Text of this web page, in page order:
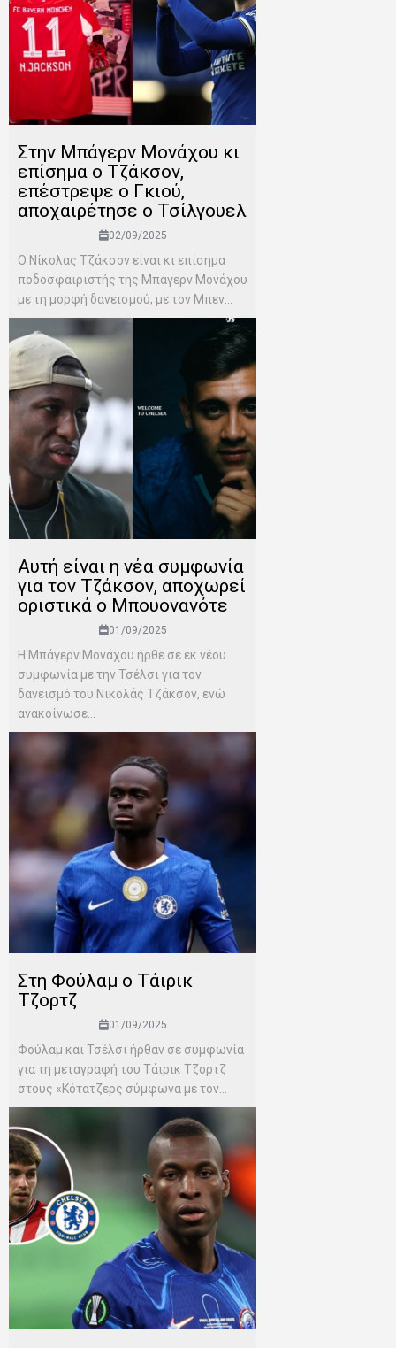
Στην Μπάγερν Μονάχου κι
επίσημα ο Τζάκσον,
επέστρεψε ο Γκιού,
αποχαιρέτησε ο Τσίλγουελ
02/09/2025
Ο Νίκολας Τζάκσον είναι κι επίσημα
ποδοσφαιριστής της Μπάγερν Μονάχου
με τη μορφή δανεισμού, με τον Μπεν...
Αυτή είναι η νέα συμφωνία
για τον Τζάκσον, αποχωρεί
οριστικά ο Μπουονανότε
01/09/2025
Η Μπάγερν Μονάχου ήρθε σε εκ νέου
συμφωνία με την Τσέλσι για τον
δανεισμό του Νικολάς Τζάκσον, ενώ
ανακοίνωσε...
Στη Φούλαμ ο Τάιρικ
Τζορτζ
01/09/2025
Φούλαμ και Τσέλσι ήρθαν σε συμφωνία
για τη μεταγραφή του Τάιρικ Τζορτζ
στους «Κότατζερς σύμφωνα με τον...